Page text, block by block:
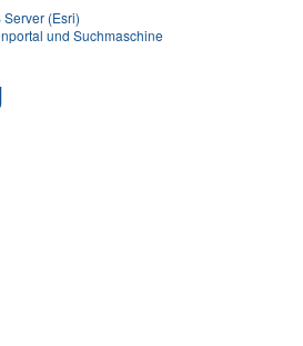
Server (Esri)
und Suchmaschine